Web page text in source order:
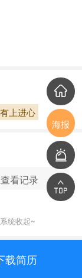
有上进心
看记录
统收起~
04-12
04-10
载简历
海报